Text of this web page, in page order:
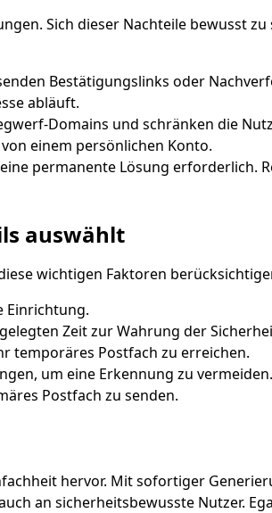
Sich dieser Nachteile bewusst
Bestätigungslinks oder
abläuft.
Domains und schränken die
einem persönlichen Konto.
permanente Lösung erforderlich.
auswählt
wichtigen Faktoren
Einrichtung.
Zeit zur Wahrung der
temporäres Postfach zu erreichen.
um eine Erkennung zu vermeiden.
Postfach zu senden.
hervor. Mit sofortiger
an sicherheitsbewusste Nutzer.